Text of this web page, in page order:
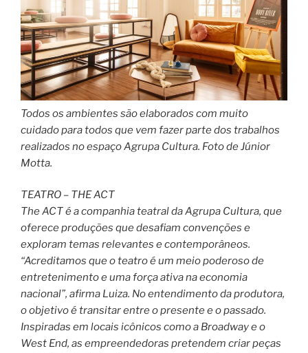
Todos os ambientes são elaborados com muito
cuidado para todos que vem fazer parte dos trabalhos
realizados no espaço Agrupa Cultura. Foto de Júnior
Motta.
TEATRO – THE ACT
The ACT é a companhia teatral da Agrupa Cultura, que
oferece produções que desafiam convenções e
exploram temas relevantes e contemporâneos.
“Acreditamos que o teatro é um meio poderoso de
entretenimento e uma força ativa na economia
nacional”, afirma Luiza. No entendimento da produtora,
o objetivo é transitar entre o presente e o passado.
Inspiradas em locais icônicos como a Broadway e o
West End, as empreendedoras pretendem criar peças